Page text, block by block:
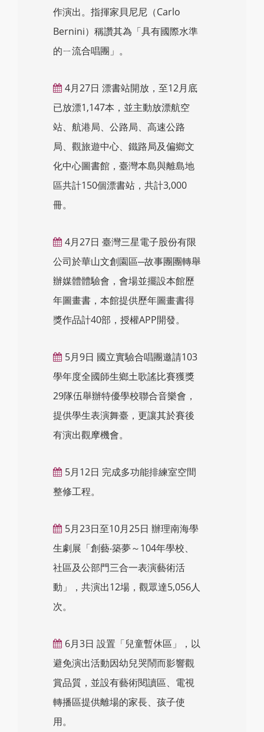
作演出。指揮家貝尼尼（Carlo
Bernini）稱讚其為「具有國際水準
的ㄧ流合唱團」。
4月27日 漂書站開放，至12月底
已放漂1,147本，並主動放漂航空
站、航港局、公路局、高速公路
局、觀旅遊中心、鐵路局及偏鄉文
化中心圖書館，臺灣本島與離島地
區共計150個漂書站，共計3,000
冊。
4月27日 臺灣三星電子股份有限
公司於華山文創園區─故事團團轉舉
辦媒體體驗會，會場並擺設本館歷
年圖畫書，本館提供歷年圖畫書得
獎作品計40部，授權APP開發。
5月9日 國立實驗合唱團邀請103
學年度全國師生鄉土歌謠比賽獲獎
29隊伍舉辦特優學校聯合音樂會，
提供學生表演舞臺，更讓其於賽後
有演出觀摩機會。
5月12日 完成多功能排練室空間
整修工程。
5月23日至10月25日 辦理南海學
生劇展「創藝‧築夢～104年學校、
社區及公部門三合一表演藝術活
動」，共演出12場，觀眾達5,056人
次。
6月3日 設置「兒童暫休區」，以
避免演出活動因幼兒哭鬧而影響觀
賞品質，並設有藝術閱讀區、電視
轉播區提供離場的家長、孩子使
用。